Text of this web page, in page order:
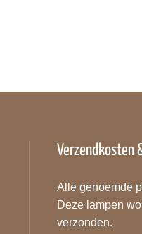
Verzendkosten
Alle genoemde
Deze lampen
verzonden.